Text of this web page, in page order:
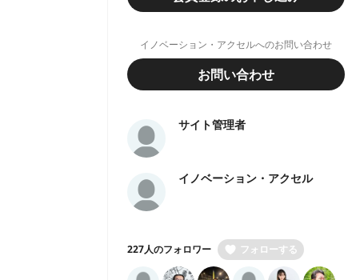
イノベーション・アクセルへのお問い合わせ
お問い合わせ
サイト管理者
イノベーション・アクセル
227人のフォロワー フォローする